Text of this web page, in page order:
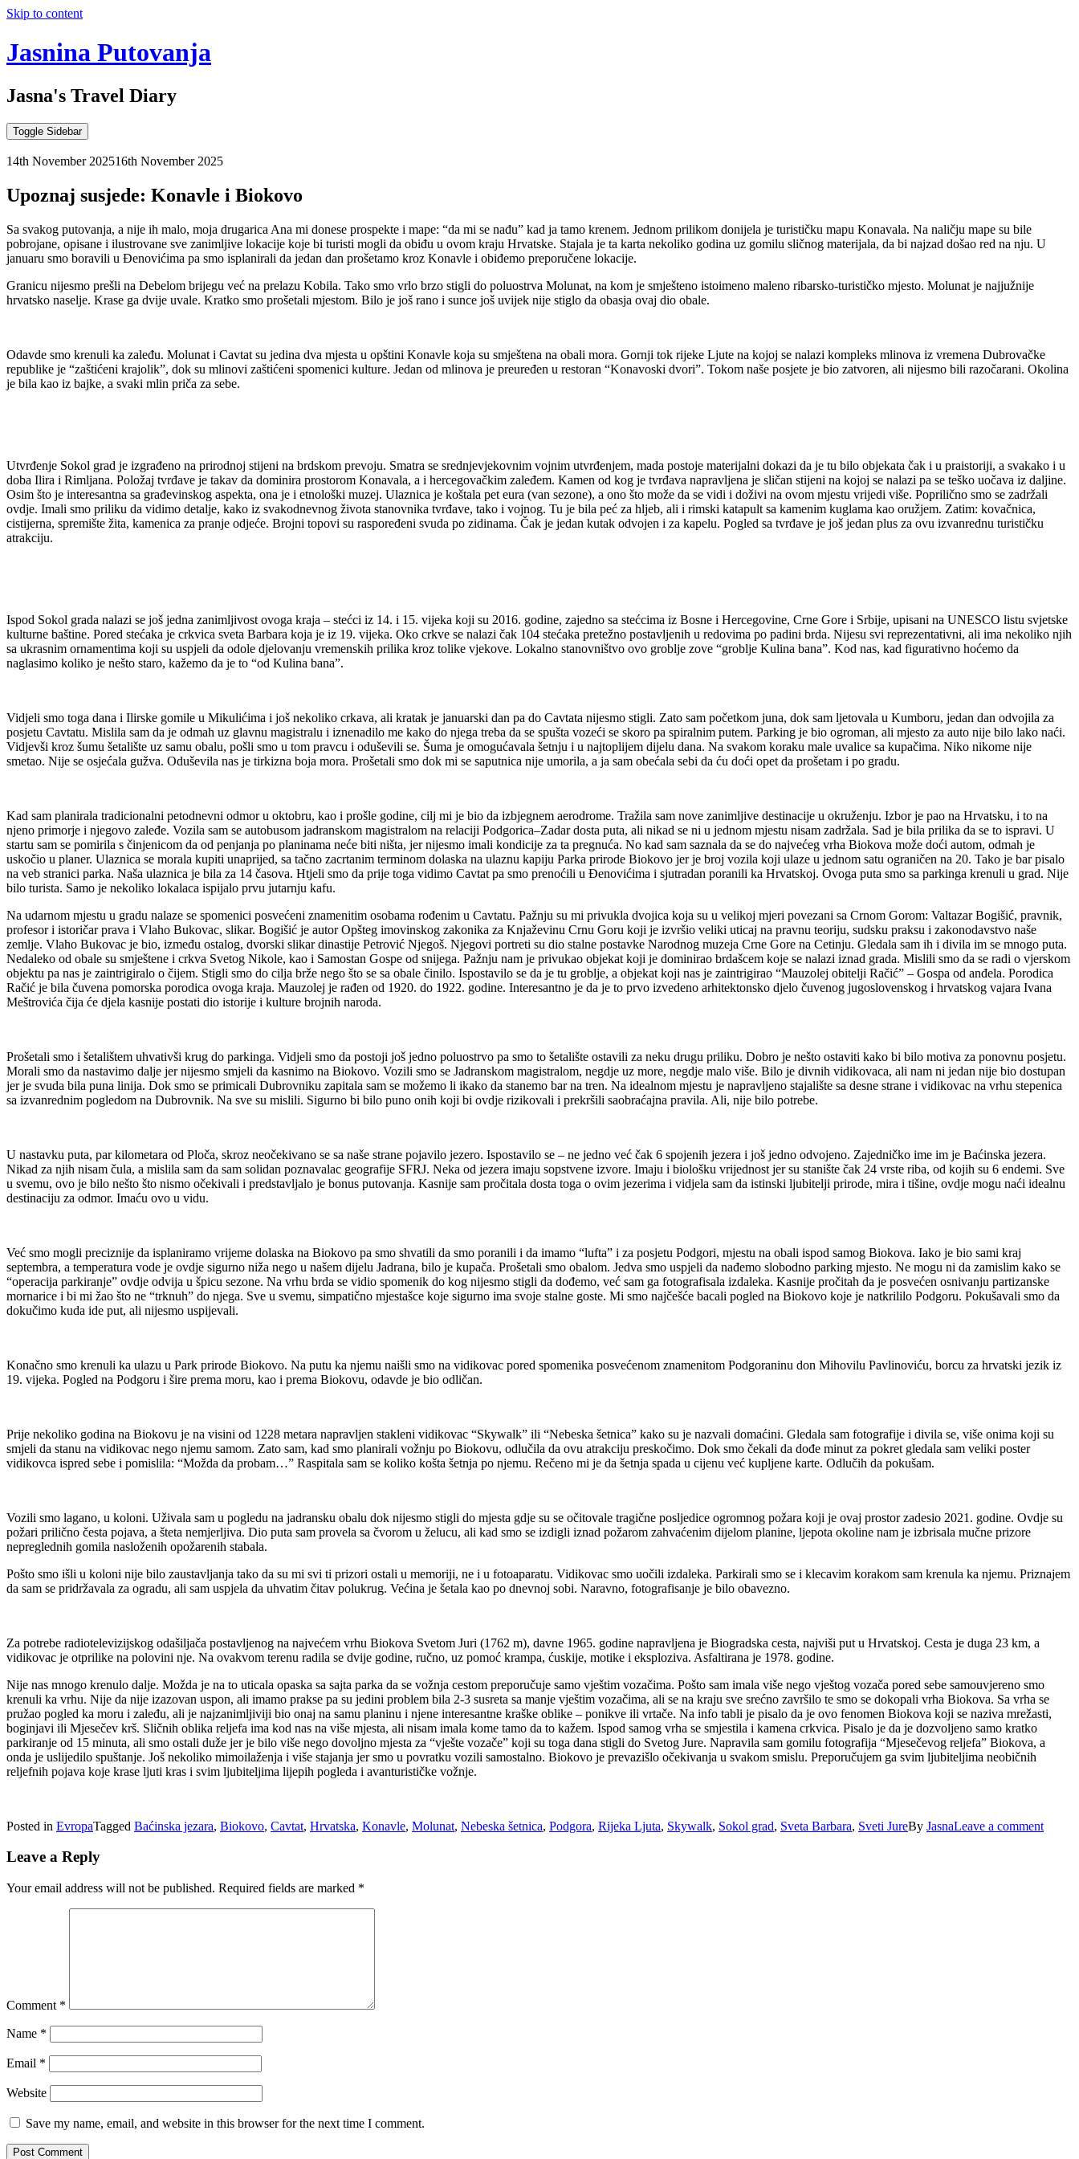
Skip to content
Jasnina Putovanja
Jasna's Travel Diary
Toggle Sidebar
14th November 202516th November 2025
Upoznaj susjede: Konavle i Biokovo
Sa svakog putovanja, a nije ih malo, moja drugarica Ana mi donese prospekte i mape: “da mi se nađu” kad ja tamo krenem. Jednom prilikom donijela je turističku mapu Konavala. Na naličju mape su bile
pobrojane, opisane i ilustrovane sve zanimljive lokacije koje bi turisti mogli da obiđu u ovom kraju Hrvatske. Stajala je ta karta nekoliko godina uz gomilu sličnog materijala, da bi najzad došao red na nju. U
januaru smo boravili u Đenovićima pa smo isplanirali da jedan dan prošetamo kroz Konavle i obiđemo preporučene lokacije.
Granicu nijesmo prešli na Debelom brijegu već na prelazu Kobila. Tako smo vrlo brzo stigli do poluostrva Molunat, na kom je smješteno istoimeno maleno ribarsko-turističko mjesto. Molunat je najjužnije
hrvatsko naselje. Krase ga dvije uvale. Kratko smo prošetali mjestom. Bilo je još rano i sunce još uvijek nije stiglo da obasja ovaj dio obale.
Odavde smo krenuli ka zaleđu. Molunat i Cavtat su jedina dva mjesta u opštini Konavle koja su smještena na obali mora. Gornji tok rijeke Ljute na kojoj se nalazi kompleks mlinova iz vremena Dubrovačke
republike je “zaštićeni krajolik”, dok su mlinovi zaštićeni spomenici kulture. Jedan od mlinova je preuređen u restoran “Konavoski dvori”. Tokom naše posjete je bio zatvoren, ali nijesmo bili razočarani. Okolina
je bila kao iz bajke, a svaki mlin priča za sebe.
Utvrđenje Sokol grad je izgrađeno na prirodnoj stijeni na brdskom prevoju. Smatra se srednjevjekovnim vojnim utvrđenjem, mada postoje materijalni dokazi da je tu bilo objekata čak i u praistoriji, a svakako i u
doba Ilira i Rimljana. Položaj tvrđave je takav da dominira prostorom Konavala, a i hercegovačkim zaleđem. Kamen od kog je tvrđava napravljena je sličan stijeni na kojoj se nalazi pa se teško uočava iz daljine.
Osim što je interesantna sa građevinskog aspekta, ona je i etnološki muzej. Ulaznica je koštala pet eura (van sezone), a ono što može da se vidi i doživi na ovom mjestu vrijedi više. Poprilično smo se zadržali
ovdje. Imali smo priliku da vidimo detalje, kako iz svakodnevnog života stanovnika tvrđave, tako i vojnog. Tu je bila peć za hljeb, ali i rimski katapult sa kamenim kuglama kao oružjem. Zatim: kovačnica,
cistijerna, spremište žita, kamenica za pranje odjeće. Brojni topovi su raspoređeni svuda po zidinama. Čak je jedan kutak odvojen i za kapelu. Pogled sa tvrđave je još jedan plus za ovu izvanrednu turističku
atrakciju.
Ispod Sokol grada nalazi se još jedna zanimljivost ovoga kraja – stećci iz 14. i 15. vijeka koji su 2016. godine, zajedno sa stećcima iz Bosne i Hercegovine, Crne Gore i Srbije, upisani na UNESCO listu svjetske
kulturne baštine. Pored stećaka je crkvica sveta Barbara koja je iz 19. vijeka. Oko crkve se nalazi čak 104 stećaka pretežno postavljenih u redovima po padini brda. Nijesu svi reprezentativni, ali ima nekoliko njih
sa ukrasnim ornamentima koji su uspjeli da odole djelovanju vremenskih prilika kroz tolike vjekove. Lokalno stanovništvo ovo groblje zove “groblje Kulina bana”. Kod nas, kad figurativno hoćemo da
naglasimo koliko je nešto staro, kažemo da je to “od Kulina bana”.
Vidjeli smo toga dana i Ilirske gomile u Mikulićima i još nekoliko crkava, ali kratak je januarski dan pa do Cavtata nijesmo stigli. Zato sam početkom juna, dok sam ljetovala u Kumboru, jedan dan odvojila za
posjetu Cavtatu. Mislila sam da je odmah uz glavnu magistralu i iznenadilo me kako do njega treba da se spušta vozeći se skoro pa spiralnim putem. Parking je bio ogroman, ali mjesto za auto nije bilo lako naći.
Vidjevši kroz šumu šetalište uz samu obalu, pošli smo u tom pravcu i oduševili se. Šuma je omogućavala šetnju i u najtoplijem dijelu dana. Na svakom koraku male uvalice sa kupačima. Niko nikome nije
smetao. Nije se osjećala gužva. Oduševila nas je tirkizna boja mora. Prošetali smo dok mi se saputnica nije umorila, a ja sam obećala sebi da ću doći opet da prošetam i po gradu.
Kad sam planirala tradicionalni petodnevni odmor u oktobru, kao i prošle godine, cilj mi je bio da izbjegnem aerodrome. Tražila sam nove zanimljive destinacije u okruženju. Izbor je pao na Hrvatsku, i to na
njeno primorje i njegovo zaleđe. Vozila sam se autobusom jadranskom magistralom na relaciji Podgorica–Zadar dosta puta, ali nikad se ni u jednom mjestu nisam zadržala. Sad je bila prilika da se to ispravi. U
startu sam se pomirila s činjenicom da od penjanja po planinama neće biti ništa, jer nijesmo imali kondicije za ta pregnuća. No kad sam saznala da se do najvećeg vrha Biokova može doći autom, odmah je
uskočio u planer. Ulaznica se morala kupiti unaprijed, sa tačno zacrtanim terminom dolaska na ulaznu kapiju Parka prirode Biokovo jer je broj vozila koji ulaze u jednom satu ograničen na 20. Tako je bar pisalo
na veb stranici parka. Naša ulaznica je bila za 14 časova. Htjeli smo da prije toga vidimo Cavtat pa smo prenoćili u Đenovićima i sjutradan poranili ka Hrvatskoj. Ovoga puta smo sa parkinga krenuli u grad. Nije
bilo turista. Samo je nekoliko lokalaca ispijalo prvu jutarnju kafu.
Na udarnom mjestu u gradu nalaze se spomenici posvećeni znamenitim osobama rođenim u Cavtatu. Pažnju su mi privukla dvojica koja su u velikoj mjeri povezani sa Crnom Gorom: Valtazar Bogišić, pravnik,
profesor i istoričar prava i Vlaho Bukovac, slikar. Bogišić je autor Opšteg imovinskog zakonika za Knjaževinu Crnu Goru koji je izvršio veliki uticaj na pravnu teoriju, sudsku praksu i zakonodavstvo naše
zemlje. Vlaho Bukovac je bio, između ostalog, dvorski slikar dinastije Petrović Njegoš. Njegovi portreti su dio stalne postavke Narodnog muzeja Crne Gore na Cetinju. Gledala sam ih i divila im se mnogo puta.
Nedaleko od obale su smještene i crkva Svetog Nikole, kao i Samostan Gospe od snijega. Pažnju nam je privukao objekat koji je dominirao brdašcem koje se nalazi iznad grada. Mislili smo da se radi o vjerskom
objektu pa nas je zaintrigiralo o čijem. Stigli smo do cilja brže nego što se sa obale činilo. Ispostavilo se da je tu groblje, a objekat koji nas je zaintrigirao “Mauzolej obitelji Račić” – Gospa od anđela. Porodica
Račić je bila čuvena pomorska porodica ovoga kraja. Mauzolej je rađen od 1920. do 1922. godine. Interesantno je da je to prvo izvedeno arhitektonsko djelo čuvenog jugoslovenskog i hrvatskog vajara Ivana
Meštrovića čija će djela kasnije postati dio istorije i kulture brojnih naroda.
Prošetali smo i šetalištem uhvativši krug do parkinga. Vidjeli smo da postoji još jedno poluostrvo pa smo to šetalište ostavili za neku drugu priliku. Dobro je nešto ostaviti kako bi bilo motiva za ponovnu posjetu.
Morali smo da nastavimo dalje jer nijesmo smjeli da kasnimo na Biokovo. Vozili smo se Jadranskom magistralom, negdje uz more, negdje malo više. Bilo je divnih vidikovaca, ali nam ni jedan nije bio dostupan
jer je svuda bila puna linija. Dok smo se primicali Dubrovniku zapitala sam se možemo li ikako da stanemo bar na tren. Na idealnom mjestu je napravljeno stajalište sa desne strane i vidikovac na vrhu stepenica
sa izvanrednim pogledom na Dubrovnik. Na sve su mislili. Sigurno bi bilo puno onih koji bi ovdje rizikovali i prekršili saobraćajna pravila. Ali, nije bilo potrebe.
U nastavku puta, par kilometara od Ploča, skroz neočekivano se sa naše strane pojavilo jezero. Ispostavilo se – ne jedno već čak 6 spojenih jezera i još jedno odvojeno. Zajedničko ime im je Baćinska jezera.
Nikad za njih nisam čula, a mislila sam da sam solidan poznavalac geografije SFRJ. Neka od jezera imaju sopstvene izvore. Imaju i biološku vrijednost jer su stanište čak 24 vrste riba, od kojih su 6 endemi. Sve
u svemu, ovo je bilo nešto što nismo očekivali i predstavljalo je bonus putovanja. Kasnije sam pročitala dosta toga o ovim jezerima i vidjela sam da istinski ljubitelji prirode, mira i tišine, ovdje mogu naći idealnu
destinaciju za odmor. Imaću ovo u vidu.
Već smo mogli preciznije da isplaniramo vrijeme dolaska na Biokovo pa smo shvatili da smo poranili i da imamo “lufta” i za posjetu Podgori, mjestu na obali ispod samog Biokova. Iako je bio sami kraj
septembra, a temperatura vode je ovdje sigurno niža nego u našem dijelu Jadrana, bilo je kupača. Prošetali smo obalom. Jedva smo uspjeli da nađemo slobodno parking mjesto. Ne mogu ni da zamislim kako se
“operacija parkiranje” ovdje odvija u špicu sezone. Na vrhu brda se vidio spomenik do kog nijesmo stigli da dođemo, već sam ga fotografisala izdaleka. Kasnije pročitah da je posvećen osnivanju partizanske
mornarice i bi mi žao što ne “trknuh” do njega. Sve u svemu, simpatično mjestašce koje sigurno ima svoje stalne goste. Mi smo najčešće bacali pogled na Biokovo koje je natkrililo Podgoru. Pokušavali smo da
dokučimo kuda ide put, ali nijesmo uspijevali.
Konačno smo krenuli ka ulazu u Park prirode Biokovo. Na putu ka njemu naišli smo na vidikovac pored spomenika posvećenom znamenitom Podgoraninu don Mihovilu Pavlinoviću, borcu za hrvatski jezik iz
19. vijeka. Pogled na Podgoru i šire prema moru, kao i prema Biokovu, odavde je bio odličan.
Prije nekoliko godina na Biokovu je na visini od 1228 metara napravljen stakleni vidikovac “Skywalk” ili “Nebeska šetnica” kako su je nazvali domaćini. Gledala sam fotografije i divila se, više onima koji su
smjeli da stanu na vidikovac nego njemu samom. Zato sam, kad smo planirali vožnju po Biokovu, odlučila da ovu atrakciju preskočimo. Dok smo čekali da dođe minut za pokret gledala sam veliki poster
vidikovca ispred sebe i pomislila: “Možda da probam…” Raspitala sam se koliko košta šetnja po njemu. Rečeno mi je da šetnja spada u cijenu već kupljene karte. Odlučih da pokušam.
Vozili smo lagano, u koloni. Uživala sam u pogledu na jadransku obalu dok nijesmo stigli do mjesta gdje su se očitovale tragične posljedice ogromnog požara koji je ovaj prostor zadesio 2021. godine. Ovdje su
požari prilično česta pojava, a šteta nemjerljiva. Dio puta sam provela sa čvorom u želucu, ali kad smo se izdigli iznad požarom zahvaćenim dijelom planine, ljepota okoline nam je izbrisala mučne prizore
nepreglednih gomila nasloženih opožarenih stabala.
Pošto smo išli u koloni nije bilo zaustavljanja tako da su mi svi ti prizori ostali u memoriji, ne i u fotoaparatu. Vidikovac smo uočili izdaleka. Parkirali smo se i klecavim korakom sam krenula ka njemu. Priznajem
da sam se pridržavala za ogradu, ali sam uspjela da uhvatim čitav polukrug. Većina je šetala kao po dnevnoj sobi. Naravno, fotografisanje je bilo obavezno.
Za potrebe radiotelevizijskog odašiljača postavljenog na najvećem vrhu Biokova Svetom Juri (1762 m), davne 1965. godine napravljena je Biogradska cesta, najviši put u Hrvatskoj. Cesta je duga 23 km, a
vidikovac je otprilike na polovini nje. Na ovakvom terenu radila se dvije godine, ručno, uz pomoć krampa, ćuskije, motike i eksploziva. Asfaltirana je 1978. godine.
Nije nas mnogo krenulo dalje. Možda je na to uticala opaska sa sajta parka da se vožnja cestom preporučuje samo vještim vozačima. Pošto sam imala više nego vještog vozača pored sebe samouvjereno smo
krenuli ka vrhu. Nije da nije izazovan uspon, ali imamo prakse pa su jedini problem bila 2-3 susreta sa manje vještim vozačima, ali se na kraju sve srećno završilo te smo se dokopali vrha Biokova. Sa vrha se
pružao pogled ka moru i zaleđu, ali je najzanimljiviji bio onaj na samu planinu i njene interesantne kraške oblike – ponikve ili vrtače. Na info tabli je pisalo da je ovo fenomen Biokova koji se naziva mrežasti,
boginjavi ili Mjesečev krš. Sličnih oblika reljefa ima kod nas na više mjesta, ali nisam imala kome tamo da to kažem. Ispod samog vrha se smjestila i kamena crkvica. Pisalo je da je dozvoljeno samo kratko
parkiranje od 15 minuta, ali smo ostali duže jer je bilo više nego dovoljno mjesta za “vješte vozače” koji su toga dana stigli do Svetog Jure. Napravila sam gomilu fotografija “Mjesečevog reljefa” Biokova, a
onda je uslijedilo spuštanje. Još nekoliko mimoilaženja i više stajanja jer smo u povratku vozili samostalno. Biokovo je prevazišlo očekivanja u svakom smislu. Preporučujem ga svim ljubiteljima neobičnih
reljefnih pojava koje krase ljuti kras i svim ljubiteljima lijepih pogleda i avanturističke vožnje.
Posted in EvropaTagged Baćinska jezara, Biokovo, Cavtat, Hrvatska, Konavle, Molunat, Nebeska šetnica, Podgora, Rijeka Ljuta, Skywalk, Sokol grad, Sveta Barbara, Sveti JureBy JasnaLeave a comment
Leave a Reply
Your email address will not be published. Required fields are marked *
Comment *
Name *
Email *
Website
Save my name, email, and website in this browser for the next time I comment.